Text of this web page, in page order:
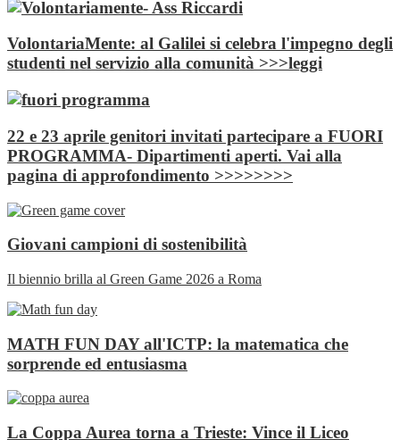
VolontariaMente: al Galilei si celebra l'impegno degli
studenti nel servizio alla comunità >>>leggi
22 e 23 aprile genitori invitati partecipare a FUORI
PROGRAMMA- Dipartimenti aperti. Vai alla
pagina di approfondimento >>>>>>>>
Giovani campioni di sostenibilità
Il biennio brilla al Green Game 2026 a Roma
MATH FUN DAY all'ICTP: la matematica che
sorprende ed entusiasma
La Coppa Aurea torna a Trieste: Vince il Liceo